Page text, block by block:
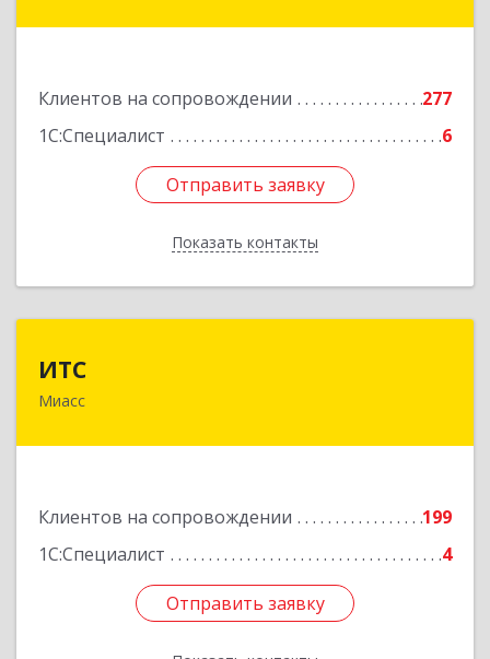
Клиентов на сопровождении
277
1С:Специалист
6
Отправить заявку
Показать контакты
Отправить заявку
Назад
ИТС
Миасс
Клиентов на сопровождении
199
1С:Специалист
4
Отправить заявку
456300, Челябинская обл, Миасс г, Романенко
Отправить заявку